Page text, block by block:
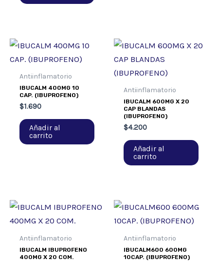
Antiinflamatorio
IBUCALM 400MG 10
CAP. (IBUPROFENO)
$1.690
Añadir al
carrito
Antiinflamatorio
IBUCALM 600MG X 20
CAP BLANDAS
(IBUPROFENO)
$4.200
Añadir al
carrito
Antiinflamatorio
IBUCALM IBUPROFENO
400MG X 20 COM.
Antiinflamatorio
IBUCALM600 600MG
10CAP. (IBUPROFENO)